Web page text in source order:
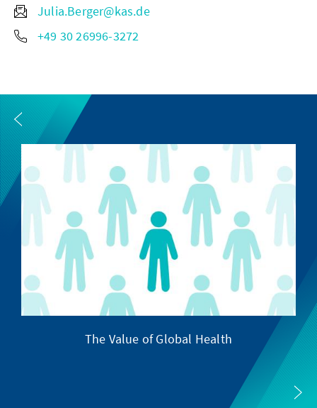
Julia.Berger@kas.de
+49 30 26996-3272
The Value of Global Health